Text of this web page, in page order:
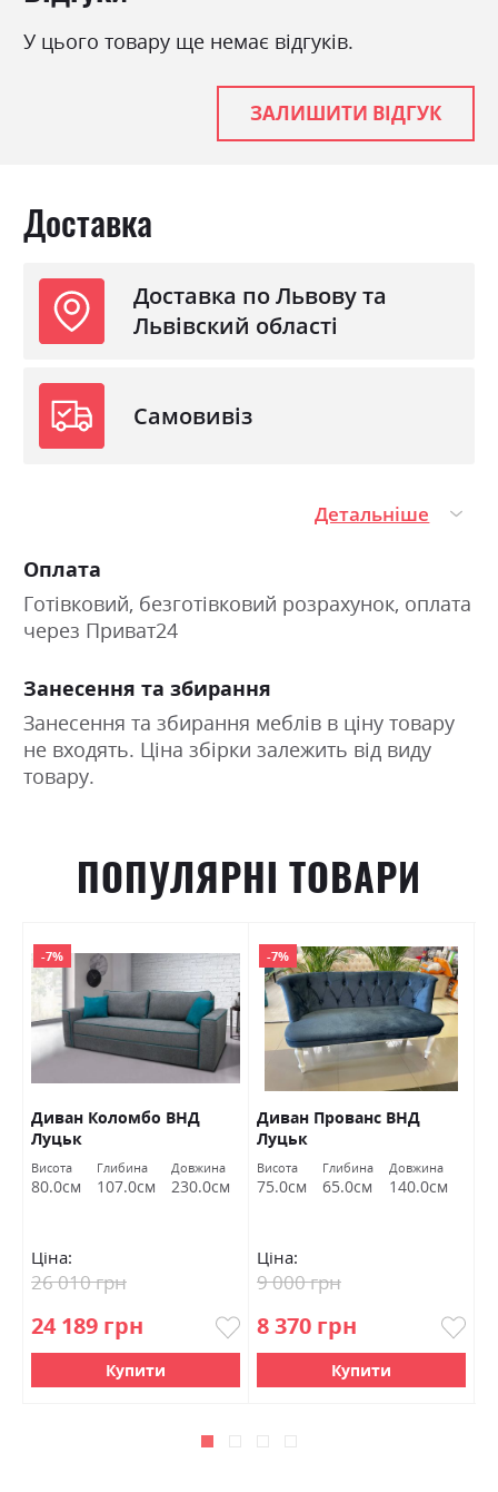
Навантаження на одне
модерн
Єврокнижка
Спальне місце
У цього товару ще немає відгуків.
ЗАЛИШИТИ ВІДГУК
Доставка
Доставка по Львову та
Львівский області
Самовивіз
Детальніше
Оплата
Готівковий, безготівковий розрахунок, оплата
через Приват24
Занесення та збирання
Занесення та збирання меблів в ціну товару
не входять. Ціна збірки залежить від виду
товару.
ПОПУЛЯРНІ ТОВАРИ
-7%
Диван Коломбо ВНД
Луцьк
Висота
80.0см
Глибина
107.0см
Довжина
230.0см
Ціна:
24 189 грн
26 010 грн
Купити
-7%
Диван Прованс ВНД
Луцьк
Висота
75.0см
Глибина
65.0см
Довжина
140.0см
Ціна:
8 370 грн
9 000 грн
Купити